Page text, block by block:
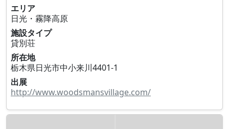
エリア
日光・霧降高原
施設タイプ
貸別荘
所在地
栃木県日光市中小来川4401-1
出展
http://www.woodsmansvillage.com/